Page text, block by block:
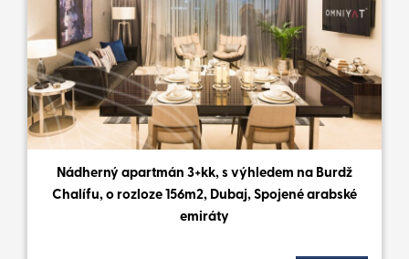
Nádherný apartmán 3+kk, s výhledem na Burdž
Chalífu, o rozloze 156m2, Dubaj, Spojené arabské
emiráty